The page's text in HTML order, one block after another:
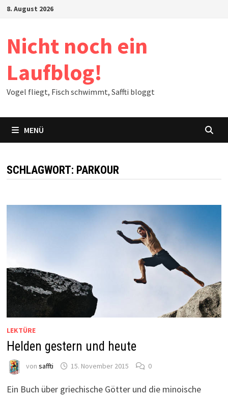
Zum8. August 2026
Nicht noch ein
Laufblog!
Vogel fliegt, Fisch schwimmt, Saffti bloggt
MENÜ
SCHLAGWORT: PARKOUR
LEKTÜRE
Helden gestern und heute
von saffti 15. November 2015 0
Ein Buch über griechische Götter und die minoische